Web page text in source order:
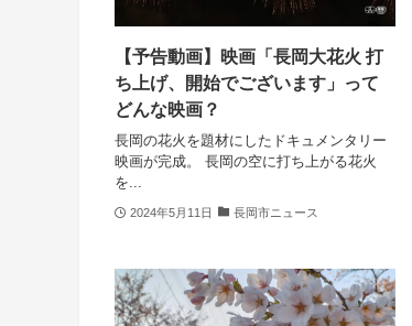
【予告動画】映画「長岡大花火 打
ち上げ、開始でございます」って
どんな映画？
長岡の花火を題材にしたドキュメンタリー
映画が完成。 長岡の空に打ち上がる花火
を...
2024年5月11日 長岡市ニュース